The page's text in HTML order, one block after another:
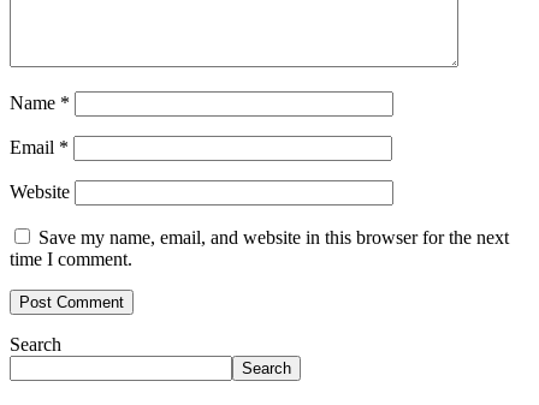
Name *
Email *
Website
Save my name, email, and website in this browser for the next
time I comment.
Search
Search